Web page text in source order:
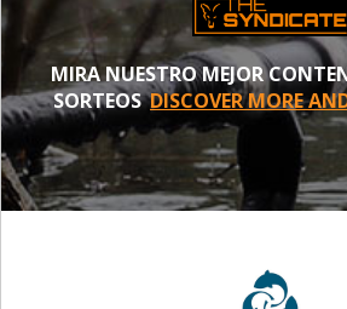
MIRA NUESTRO MEJOR
SORTEOSDISCOVER MORE